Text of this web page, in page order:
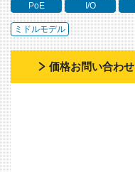
PoE I/O
ミドルモデル
価格お問い合わせ